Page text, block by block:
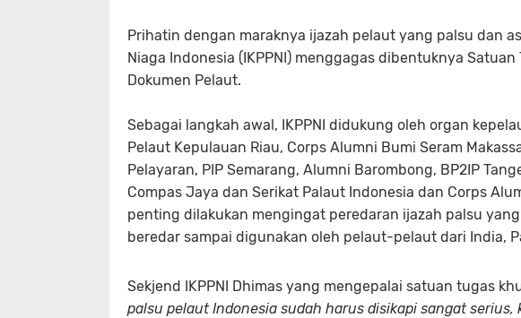
Prihatin dengan maraknya ijazah pelaut yang palsu dan
Niaga Indonesia (IKPPNI) menggagas dibentuknya
Dokumen Pelaut.
Sebagai langkah awal, IKPPNI didukung oleh organ
Pelaut Kepulauan Riau, Corps Alumni Bumi Seram
Pelayaran, PIP Semarang, Alumni Barombong, BP2IP
Compas Jaya dan Serikat Palaut Indonesia dan Corps
penting dilakukan mengingat peredaran ijazah palsu
beredar sampai digunakan oleh pelaut-pelaut dari India,
Sekjend IKPPNI Dhimas yang mengepalai satuan tugas
palsu pelaut Indonesia sudah harus disikapi sangat